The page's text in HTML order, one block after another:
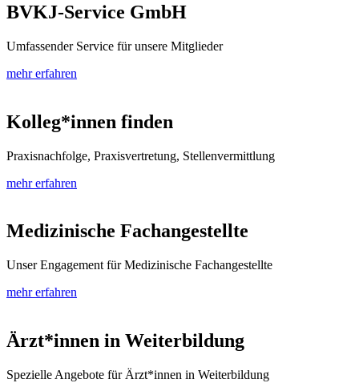
BVKJ-Service GmbH
Umfassender Service für unsere Mitglieder
mehr erfahren
Kolleg*innen finden
Praxisnachfolge, Praxisvertretung, Stellenvermittlung
mehr erfahren
Medizinische Fachangestellte
Unser Engagement für Medizinische Fachangestellte
mehr erfahren
Ärzt*innen in Weiterbildung
Spezielle Angebote für Ärzt*innen in Weiterbildung